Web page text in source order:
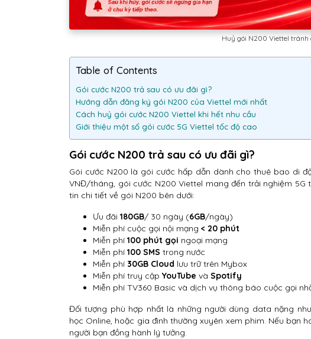
Huỷ gói N200 Viettel tránh
Table of Contents
Gói cước N200 trả sau có ưu đãi gì?
Hướng dẫn đăng ký gói N200 của Viettel mới nhất
Cách huỷ gói cước N200 Viettel khi hết nhu cầu
Giới thiệu một số gói cước 5G Viettel tốc độ cao
Gói cước N200 trả sau có ưu đãi gì?
Gói cước N200 là gói cước hấp dẫn dành cho thuê bao di
VNĐ/tháng, gói cước N200 Viettel mang đến trải nghiệm
tin chi tiết về gói N200 bên dưới:
Ưu đãi 180GB/ 30 ngày (6GB/ngày)
Miễn phí cuộc gọi nội mạng < 20 phút
Miễn phí 100 phút gọi ngoại mạng
Miễn phí 100 SMS trong nước
Miễn phí 30GB Cloud lưu trữ trên Mybox
Miễn phí truy cập YouTube và Spotify
Miễn phí TV360 Basic và dịch vụ thông báo cuộc gọi
Đối tượng phù hợp nhất là những người dùng data nặng
học Online, hoặc gia đình thường xuyên xem phim. Nếu bạn
người bạn đồng hành lý tưởng.